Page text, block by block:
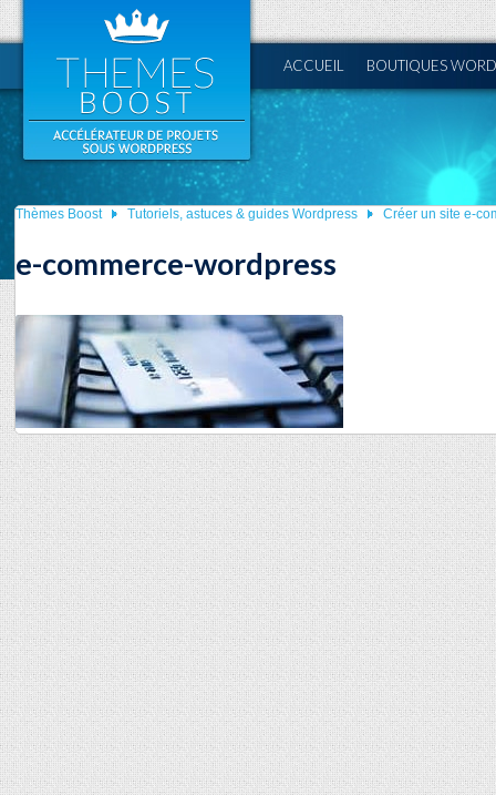
ACCUEIL BOUTIQUES
Thèmes Boost Tutoriels, astuces & guides Wordpress Créer un site e-
e-commerce-wordpress